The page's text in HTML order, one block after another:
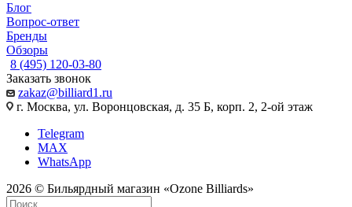
Блог
Вопрос-ответ
Бренды
Обзоры
8 (495) 120-03-80
Заказать звонок
zakaz@billiard1.ru
г. Москва, ул. Воронцовская, д. 35 Б, корп. 2, 2-ой этаж
Telegram
MAX
WhatsApp
2026 © Бильярдный магазин «Ozone Billiards»